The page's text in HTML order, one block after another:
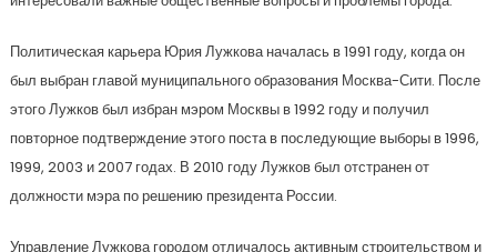
Политическая карьера Юрия Лужкова началась в 1991 году, когда он
был выбран главой муниципального образования Москва-Сити. После
этого Лужков был избран мэром Москвы в 1992 году и получил
повторное подтверждение этого поста в последующие выборы в 1996,
1999, 2003 и 2007 годах. В 2010 году Лужков был отстранен от
должности мэра по решению президента России.
Управление Лужкова городом отличалось активным строительством и